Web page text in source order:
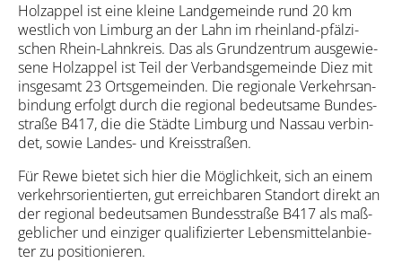
Holz­ap­pel ist eine klei­ne Land­ge­mein­de rund 20 km
west­lich von Lim­burg an der Lahn im rhein­land-pfäl­zi­
schen Rhein-Lahn­kreis. Das als Grund­zen­trum aus­ge­wie­
se­ne Holz­ap­pel ist Teil der Ver­bands­ge­mein­de Diez mit
ins­ge­samt 23 Orts­ge­mein­den. Die regio­na­le Ver­kehrs­an­
bin­dung erfolgt durch die regio­nal bedeut­sa­me Bun­des­
stra­ße B417, die die Städ­te Lim­burg und Nas­sau ver­bin­
det, sowie Lan­des- und Kreis­stra­ßen.
Für Rewe bie­tet sich hier die Mög­lich­keit, sich an einem
ver­kehrs­ori­en­tier­ten, gut erreich­ba­ren Stand­ort direkt an
der regio­nal bedeut­sa­men Bun­des­stra­ße B417 als maß­
geb­li­cher und ein­zi­ger qua­li­fi­zier­ter Lebens­mit­tel­an­bie­
ter zu posi­tio­nie­ren.